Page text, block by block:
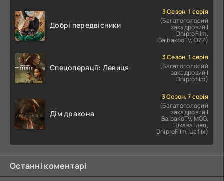
Добрі передвісники
3 Сезон, 1 серія
(Багатоголосий
закадровий |
DniproFilm,
BaibakooTV, OZZ)
Спецоперації: Левиця
3 Сезон, 1 серія
(Багатоголосий
закадровий |
Dniprofilm)
Дім дракона
3 Сезон, 7 серія
(Багатоголосий
закадровий |
BaibaKoTV, MGG,
Цікава Ідея,
DniproFilm, Uaflix)
Останні коментарі